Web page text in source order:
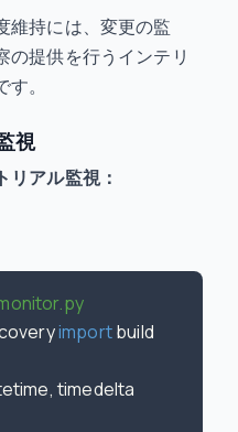
維持には、変更の監
の提供を行うインテリ
。
視
リアル監視：
import
timedelta